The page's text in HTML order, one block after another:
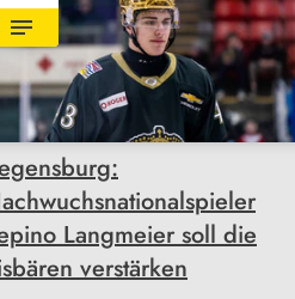
Langmeier soll die
verstärken